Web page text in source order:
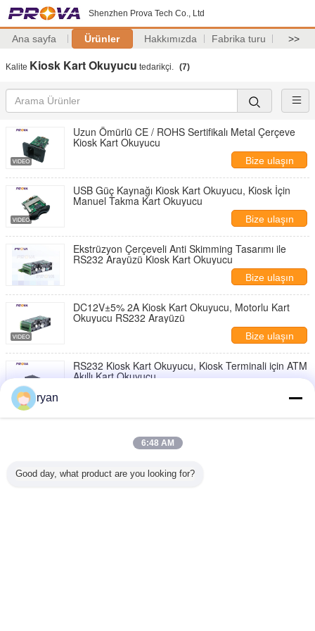
Shenzhen Prova Tech Co., Ltd
Ana sayfa Ürünler Hakkımızda Fabrika turu >>
Kalite Kiosk Kart Okuyucu tedarikçi. (7)
Uzun Ömürlü CE / ROHS Sertifikalı Metal Çerçeve
Kiosk Kart Okuyucu
Bize ulaşın
USB Güç Kaynağı Kiosk Kart Okuyucu, Kiosk İçin
Manuel Takma Kart Okuyucu
Bize ulaşın
Ekstrüzyon Çerçeveli Anti Skimming Tasarımı ile
RS232 Arayüzü Kiosk Kart Okuyucu
Bize ulaşın
DC12V±5% 2A Kiosk Kart Okuyucu, Motorlu Kart
Okuyucu RS232 Arayüzü
Bize ulaşın
RS232 Kiosk Kart Okuyucu, Kiosk Terminali için ATM
Akıllı Kart Okuyucu
RS232 Arayüzü ile DC12V 2A Güç Kaynağı Kiosk
ryan
6:48 AM
Good day, what product are you looking for?